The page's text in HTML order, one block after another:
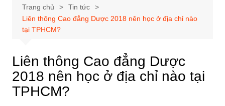
Trang chủ
Tin tức
Liên thông Cao đẳng Dược 2018 nên học ở địa chỉ nào
tại TPHCM?
Liên thông Cao đẳng Dược
2018 nên học ở địa chỉ nào tại
TPHCM?